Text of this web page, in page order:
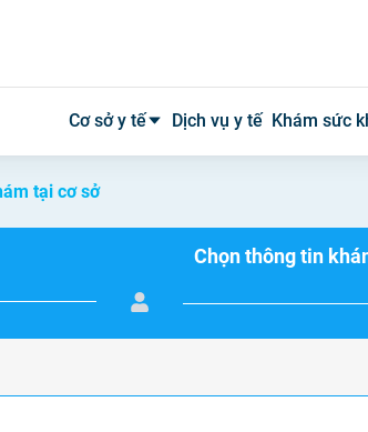
Cơ sở y tế
Phòng khám
Dịch vụ y tế Khám sức
tại cơ sở
Chọn thông tin